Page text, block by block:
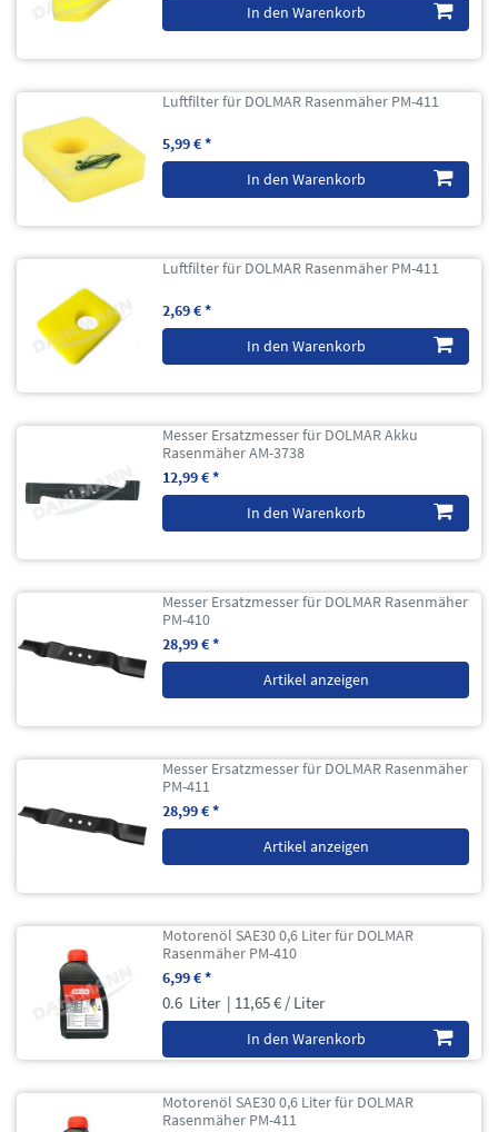
In den Warenkorb
Luftfilter für DOLMAR Rasenmäher PM-411
5,99 € *
In den Warenkorb
Luftfilter für DOLMAR Rasenmäher PM-411
2,69 € *
In den Warenkorb
Messer Ersatzmesser für DOLMAR Akku
Rasenmäher AM-3738
12,99 € *
In den Warenkorb
Messer Ersatzmesser für DOLMAR Rasenmäher
PM-410
28,99 € *
Artikel anzeigen
Messer Ersatzmesser für DOLMAR Rasenmäher
PM-411
28,99 € *
Artikel anzeigen
Motorenöl SAE30 0,6 Liter für DOLMAR
Rasenmäher PM-410
6,99 € *
0.6 Liter | 11,65 € / Liter
In den Warenkorb
Motorenöl SAE30 0,6 Liter für DOLMAR
Rasenmäher PM-411